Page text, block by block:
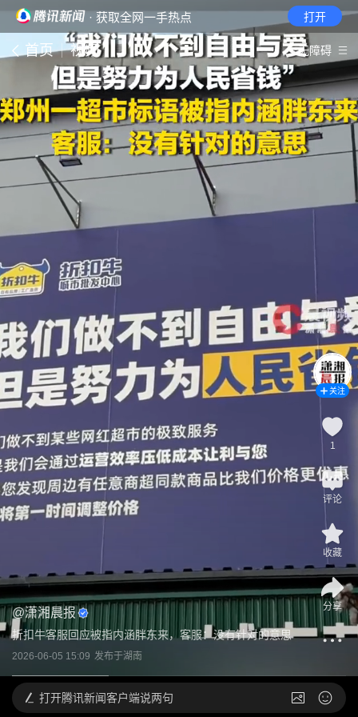
· 获取全网一手热点 打开
首页 视频 无障碍
@潇湘晨报
折扣牛客服回应被指内涵胖东来，客服：没有针对的意思
2026-06-05 15:09 发布于湖南
关注
1
评论
收藏
分享
打开腾讯新闻客户端说两句